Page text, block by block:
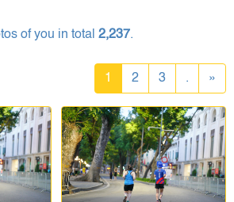
of you in total 2,237.
1 2 3 . »